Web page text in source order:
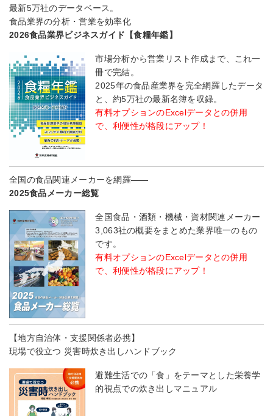
最新5万社のデータベース。
食品業界の分析・営業を効率化
2026食品業界ビジネスガイド【食糧年鑑】
市場分析から営業リスト作成まで、これ一
冊で完結。
2025年の食品産業界を完全網羅したデータ
と、約5万社の最新名簿を収録。
有料オプションのExcelデータとの併用
で、利便性が格段にアップ！
全国の食品関連メーカーを網羅――
2025食品メーカー総覧
全国食品・酒類・機械・資材関連メーカー
3,063社の概要をまとめた業界唯一のもの
です。
有料オプションのExcelデータとの併用
で、利便性が格段にアップ！
【地方自治体・支援関係者必携】
現場で役立つ 災害時炊き出しハンドブック
避難生活での「食」をテーマとした栄養学
的視点での炊き出しマニュアル